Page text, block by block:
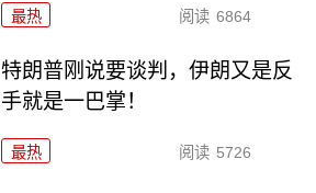
最热 阅读 6864
特朗普刚说要谈判，伊朗又是反
手就是一巴掌！
最热 阅读 5726